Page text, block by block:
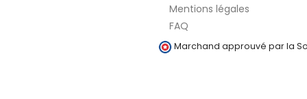
Mentions légales
FAQ
Marchand approuvé par la